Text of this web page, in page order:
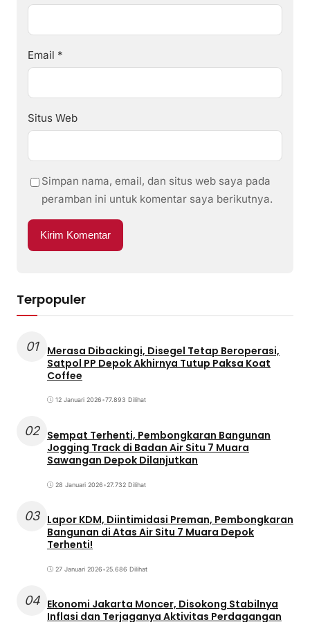
Email *
Situs Web
Simpan nama, email, dan situs web saya pada
peramban ini untuk komentar saya berikutnya.
Terpopuler
01
Merasa Dibackingi, Disegel Tetap Beroperasi,
Satpol PP Depok Akhirnya Tutup Paksa Koat
Coffee
12 Januari 2026•77.893 Dilihat
02 Sempat Terhenti, Pembongkaran Bangunan
Jogging Track di Badan Air Situ 7 Muara
Sawangan Depok Dilanjutkan
28 Januari 2026•27.732 Dilihat
03 Lapor KDM, Diintimidasi Preman, Pembongkaran
Bangunan di Atas Air Situ 7 Muara Depok
Terhenti!
27 Januari 2026•25.686 Dilihat
04 Ekonomi Jakarta Moncer, Disokong Stabilnya
Inflasi dan Terjaganya Aktivitas Perdagangan